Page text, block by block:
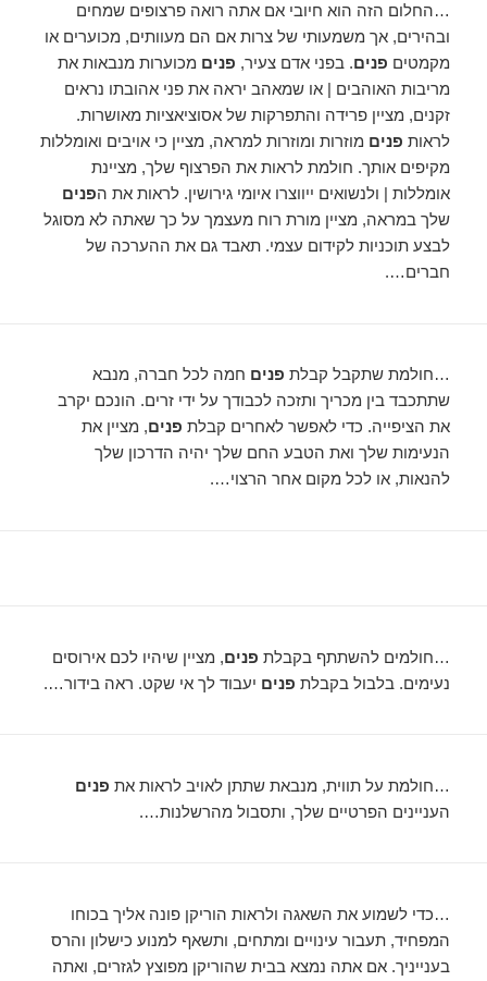
…החלום הזה הוא חיובי אם אתה רואה פרצופים שמחים
ובהירים, אך משמעותי של צרות אם הם מעוותים, מכוערים או
מקמטים פנים. בפני אדם צעיר, פנים מכוערות מנבאות את
מריבות האוהבים | או שמאהב יראה את פני אהובתו נראים
זקנים, מציין פרידה והתפרקות של אסוציאציות מאושרות.
לראות פנים מוזרות ומוזרות למראה, מציין כי אויבים ואומללות
מקיפים אותך. חולמת לראות את הפרצוף שלך, מציינת
אומללות | ולנשואים ייווצרו איומי גירושין. לראות את הפנים
שלך במראה, מציין מורת רוח מעצמך על כך שאתה לא מסוגל
לבצע תוכניות לקידום עצמי. תאבד גם את ההערכה של
חברים….
…חולמת שתקבל קבלת פנים חמה לכל חברה, מנבא
שתתכבד בין מכריך ותזכה לכבודך על ידי זרים. הונכם יקרב
את הציפייה. כדי לאפשר לאחרים קבלת פנים, מציין את
הנעימות שלך ואת הטבע החם שלך יהיה הדרכון שלך
להנאות, או לכל מקום אחר הרצוי….
…חולמים להשתתף בקבלת פנים, מציין שיהיו לכם אירוסים
נעימים. בלבול בקבלת פנים יעבוד לך אי שקט. ראה בידור….
…חולמת על תווית, מנבאת שתתן לאויב לראות את פנים
העניינים הפרטיים שלך, ותסבול מהרשלנות….
…כדי לשמוע את השאגה ולראות הוריקן פונה אליך בכוחו
המפחיד, תעבור עינויים ומתחים, ותשאף למנוע כישלון והרס
בענייניך. אם אתה נמצא בבית שהוריקן מפוצץ לגזרים, ואתה